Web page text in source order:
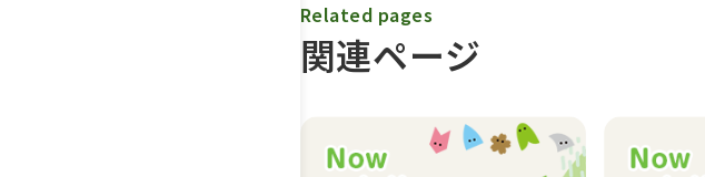
関連ページ
Related pages